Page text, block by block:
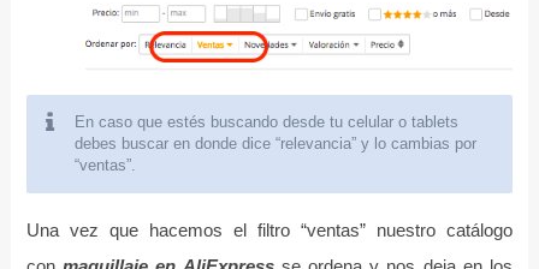
En caso que estés buscando desde tu celular o tablets
debes buscar en donde dice “relevancia” y lo cambias por
“ventas”.
Una vez que hacemos el filtro “ventas” nuestro catálogo